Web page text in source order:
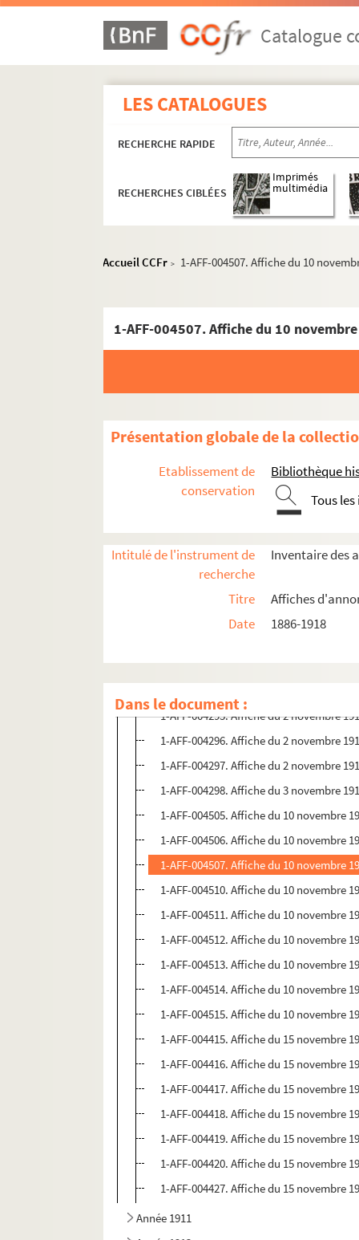
Catalogue
LES CATALOGUES
RECHERCHE RAPIDE
RECHERCHES CIBLÉES
Imprimés
multimédia
Accueil CCFr > 1-AFF-004507. Affiche du 10
1-AFF-004507. Affiche du 10
Présentation globale de la
Etablissement de
conservation
Bibliothèque
Tous
Intitulé de l'instrument de
recherche
Inventaire des
Titre
Affiches
Date
1886-1918
Dans le document :
Année 1897
Année 1906
Année 1907
Janvier
Mai
Juin
1-AFF-004291. Affiche du 2 novembre
1-AFF-004293. Affiche du 2 novembre
1-AFF-004295. Affiche du 2 novembre
1-AFF-004296. Affiche du 2 novembre
1-AFF-004297. Affiche du 2 novembre
1-AFF-004298. Affiche du 3 novembre
1-AFF-004505. Affiche du 10 novembre
1-AFF-004506. Affiche du 10 novembre
1-AFF-004507. Affiche du 10 novembre
1-AFF-004510. Affiche du 10 novembre
1-AFF-004511. Affiche du 10 novembre
1-AFF-004512. Affiche du 10 novembre
1-AFF-004513. Affiche du 10 novembre
1-AFF-004514. Affiche du 10 novembre
1-AFF-004515. Affiche du 10 novembre
1-AFF-004415. Affiche du 15 novembre
1-AFF-004416. Affiche du 15 novembre
1-AFF-004417. Affiche du 15 novembre
1-AFF-004418. Affiche du 15 novembre
1-AFF-004419. Affiche du 15 novembre
1-AFF-004420. Affiche du 15 novembre
1-AFF-004427. Affiche du 15 novembre
Année 1911